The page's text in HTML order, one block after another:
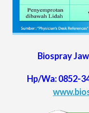
Biospray
Hp/Wa:0852-